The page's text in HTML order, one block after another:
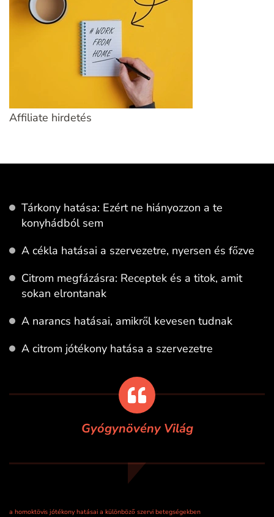
Affiliate hirdetés
Tárkony hatása: Ezért ne hiányozzon a te
konyhádból sem
A cékla hatásai a szervezetre, nyersen és főzve
Citrom megfázásra: Receptek és a titok, amit
sokan elrontanak
A narancs hatásai, amikről kevesen tudnak
A citrom jótékony hatása a szervezetre
Gyógynövény Világ
a homoktövis jótékony hatásai a különböző szervi betegségekben